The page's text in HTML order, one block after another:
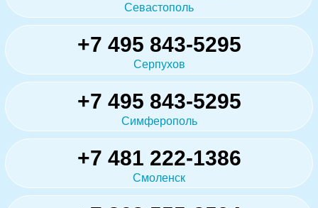
Севастополь
+7 495 843-5295
Серпухов
+7 495 843-5295
Симферополь
+7 481 222-1386
Смоленск